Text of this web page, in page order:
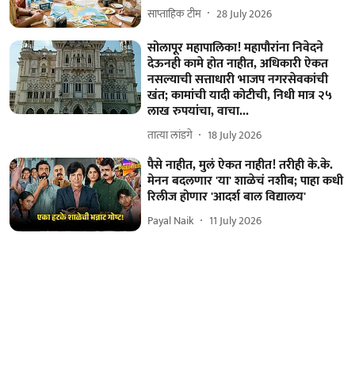
साप्ताहिक टीम 28 July 2026
सोलापूर महापालिका! महापौरांना निवेदने
देऊनही कामे होत नाहीत, अधिकारी ऐकत
नसल्याची सत्ताधारी भाजप नगरसेवकांची
खंत; कामांची यादी कोटीची, निधी मात्र २५
लाख रुपयांचा, वाचा...
तात्या लांडगे 18 July 2026
पैसे नाहीत, मुलं ऐकत नाहीत! तरीही के.के.
मेनन बदलणार 'या' शाळेचं नशीब; पाहा कधी
रिलीज होणार 'आदर्श बाल विद्यालय'
Payal Naik 11 July 2026